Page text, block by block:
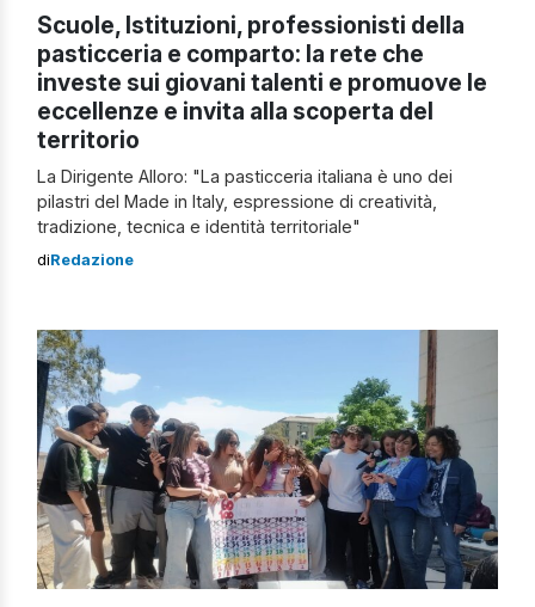
Scuole, Istituzioni, professionisti della
pasticceria e comparto: la rete che
investe sui giovani talenti e promuove le
eccellenze e invita alla scoperta del
territorio
La Dirigente Alloro: "La pasticceria italiana è uno dei
pilastri del Made in Italy, espressione di creatività,
tradizione, tecnica e identità territoriale"
diRedazione